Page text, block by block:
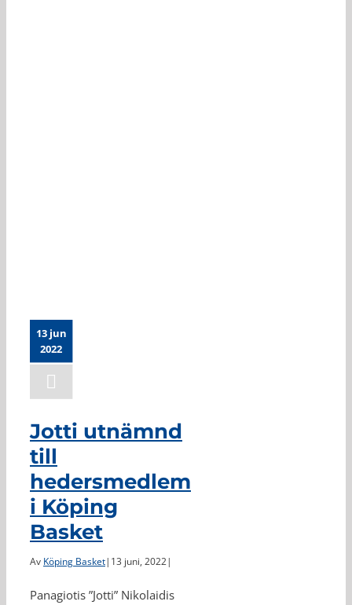
13 jun
2022
Jotti utnämnd
till
hedersmedlem
i Köping
Basket
Av Köping Basket| 13 juni, 2022|
Panagiotis ”Jotti” Nikolaidis